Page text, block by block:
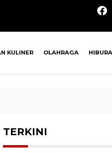
KULINER OLAHRAGA
TERKINI